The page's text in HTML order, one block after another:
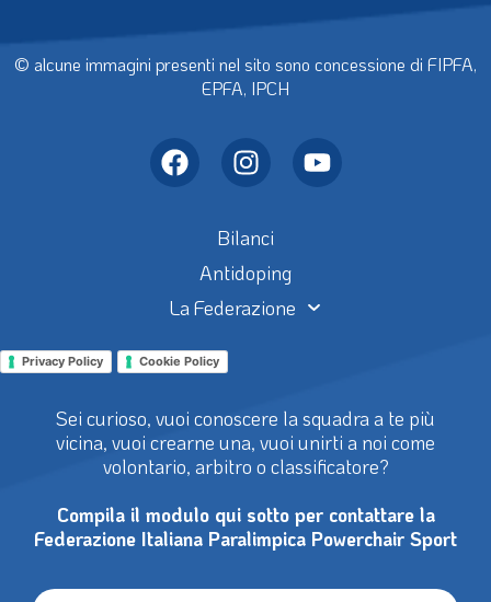
© alcune immagini presenti nel sito sono concessione di FIPFA,
EPFA, IPCH
Bilanci
Antidoping
La Federazione
Privacy Policy Cookie Policy
Sei curioso, vuoi conoscere la squadra a te più
vicina, vuoi crearne una, vuoi unirti a noi come
volontario, arbitro o classificatore?
Compila il modulo qui sotto per contattare la
Federazione Italiana Paralimpica Powerchair Sport